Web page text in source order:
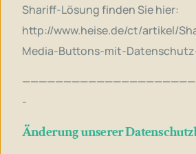
Shariff-Lösung finden Sie hier:
http://www.heise.de/ct/artikel/
Media-Buttons-mit-
-
Änderung unserer